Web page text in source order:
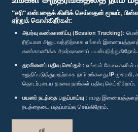
"சரி" என்பதைக் கிளிக் செய்வதன் மூலம்,
ஏற்றுக் கொள்கிறீர்கள்:
அமர்வு கண்காணிப்பு (Session Tracking):
ரீதியான அனுபவத்திற்காக எங்கள்
கண்காணிக்க அமர்வுகளைப் பயன்படுத்துகிறோம்.
தரவினைப் பதிவு செய்தல் : எங்கள் சேவைகளின்
உறுதிப்படுத்துவதற்காக நாம் உங்களது IP
தொடர்புடைய தரவை நாங்கள் பதிவு செய்கிறோம்.
பயனர் நடத்தை பகுப்பாய்வு : எமது
நடத்தையை பகுப்பாய்வு செய்கிறோம்.
சரி
எம்மை பின்தொடர்க :
விருதுகள்
தனியுரிமைக் கொள்கை